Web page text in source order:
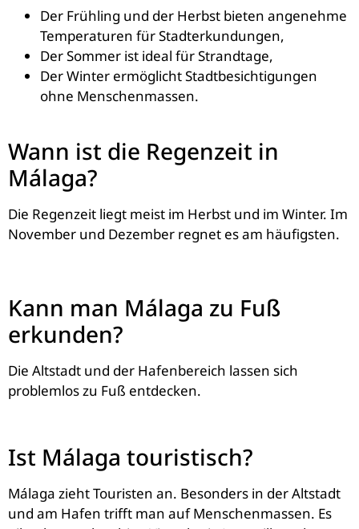
Der Frühling und der Herbst bieten angenehme
Temperaturen für Stadterkundungen,
Der Sommer ist ideal für Strandtage,
Der Winter ermöglicht Stadtbesichtigungen
ohne Menschenmassen.
Wann ist die Regenzeit in
Málaga?
Die Regenzeit liegt meist im Herbst und im Winter. Im
November und Dezember regnet es am häufigsten.
Kann man Málaga zu Fuß
erkunden?
Die Altstadt und der Hafenbereich lassen sich
problemlos zu Fuß entdecken.
Ist Málaga touristisch?
Málaga zieht Touristen an. Besonders in der Altstadt
und am Hafen trifft man auf Menschenmassen. Es